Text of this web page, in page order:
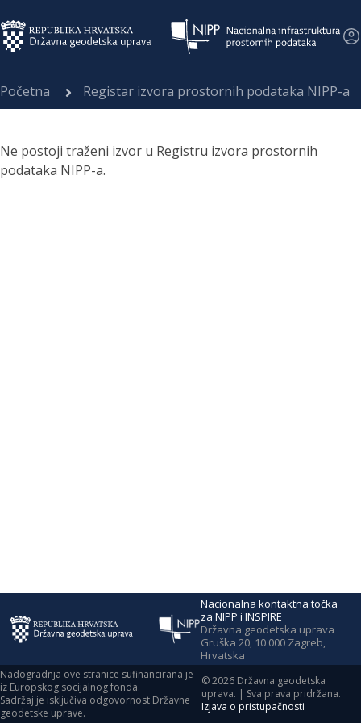
Početna Registar izvora prostornih podataka NIPP-a
Ne postoji traženi izvor u Registru izvora prostornih
podataka NIPP-a.
Nacionalna kontaktna točka
za NIPP i INSPIRE
Državna geodetska uprava
Gruška 20, 10 000 Zagreb,
Hrvatska
Nadogradnja ove stranice sufinancirana je
iz Europskog socijalnog fonda.
Sadržaj je isključiva odgovornost Državne
geodetske uprave.
©2026 Državna geodetska
uprava. | Sva prava pridržana.
Izjava o pristupačnosti